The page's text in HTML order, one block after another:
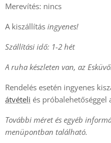
Merevítés: nincs
A kiszállítás ingyenes!
Szállítási idő: 1-2 hét
A ruha készleten van, az
Rendelés esetén ingyenes
átvételi és
További méret és egyéb
menüpontban található.